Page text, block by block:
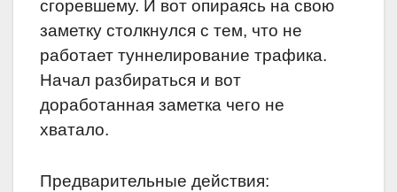
сгоревшему. И вот опираясь на свою
заметку столкнулся с тем, что не
работает туннелирование трафика.
Начал разбираться и вот
доработанная заметка чего не
хватало.
Предварительные действия: